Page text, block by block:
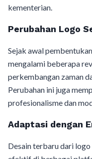
kementerian.
Perubahan Logo
Sejak awal
mengalami beberapa
perkembangan zaman
Perubahan ini juga
profesionalisme dan
Adaptasi dengan
Desain terbaru dari